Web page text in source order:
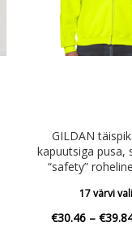
GILDAN
kapuutsiga pusa,
“safety”
17 värvi
€30.46 – €